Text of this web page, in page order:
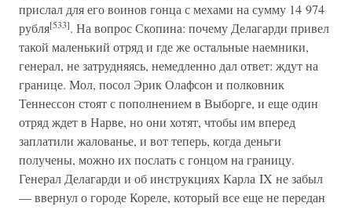
прислал для его воинов гонца с мехами на сумму 14 974
рубля[533]. На вопрос Скопина: почему Делагарди привел
такой маленький отряд и где же остальные наемники,
генерал, не затрудняясь, немедленно дал ответ: ждут на
границе. Мол, посол Эрик Олафсон и полковник
Теннессон стоят с пополнением в Выборге, и еще один
отряд ждет в Нарве, но они хотят, чтобы им вперед
заплатили жалованье, и вот теперь, когда деньги
получены, можно их послать с гонцом на границу.
Генерал Делагарди и об инструкциях Карла IX не забыл
— ввернул о городе Кореле, который все еще не передан